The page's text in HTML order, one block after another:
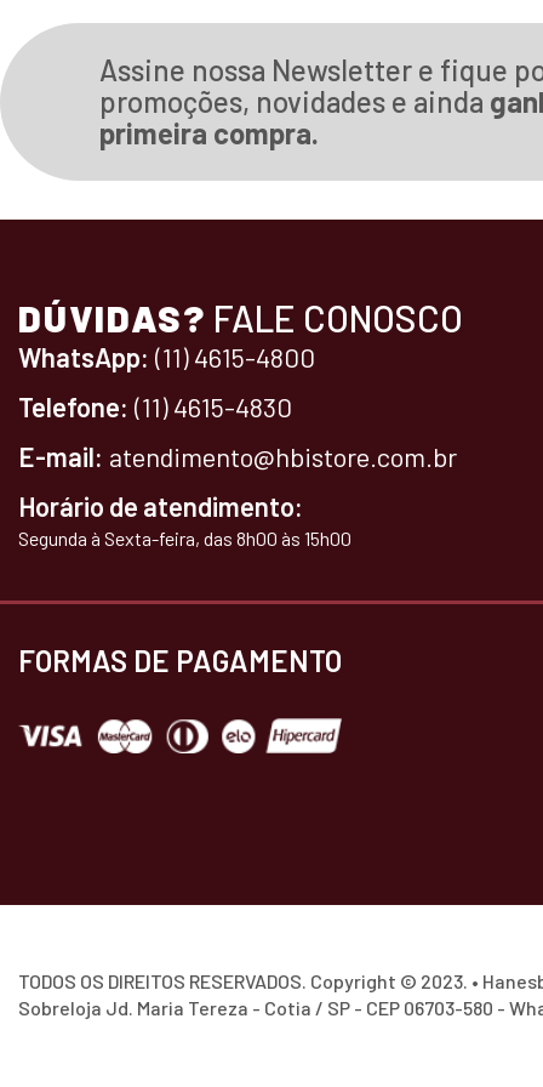
Assine nossa Newsletter e fique
promoções, novidades e ainda
primeira compra.
DÚVIDAS? FALE CONOSCO
WhatsApp: (11) 4615-4800
Telefone: (11) 4615-4830
E-mail: atendimento@hbistore.com.br
Horário de atendimento:
Segunda à Sexta-feira, das 8h00 às 15h00
FORMAS DE PAGAMENTO
TODOS OS DIREITOS RESERVADOS. Copyright © 2023. •
Sobreloja Jd. Maria Tereza - Cotia / SP - CEP 06703-580 -